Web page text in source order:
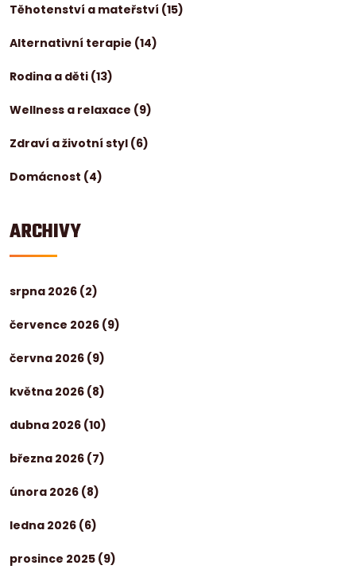
Těhotenství a mateřství (15)
Alternativní terapie (14)
Rodina a děti (13)
Wellness a relaxace (9)
Zdraví a životní styl (6)
Domácnost (4)
ARCHIVY
srpna 2026 (2)
července 2026 (9)
června 2026 (9)
května 2026 (8)
dubna 2026 (10)
března 2026 (7)
února 2026 (8)
ledna 2026 (6)
prosince 2025 (9)